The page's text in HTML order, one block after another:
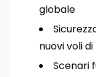
globale
nuovi voli
Scenari